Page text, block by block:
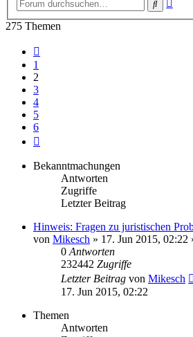
Suche
275 Themen
1
2
3
4
5
6
Bekanntmachungen
Antworten
Zugriffe
Letzter Beitrag
Hinweis: Fragen zu juristischen
von Mikesch » 17. Jun 2015, 02:22
0 Antworten
232442 Zugriffe
Letzter Beitrag von Mikesch
17. Jun 2015, 02:22
Themen
Antworten